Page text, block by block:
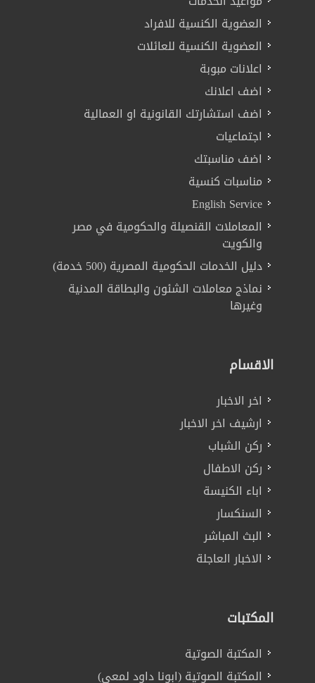
العضوية الكنسية للافراد
العضوية الكنسية للعائلات
اعلانات مبوبة
اضف اعلانك
اضف استشارتك القانونية او العمالية
اجتماعيات
اضف مناسبتك
مناسبات كنسية
English Service
المعاملات القنصيلة والحكومية في مصر
والكويت
دليل الخدمات الحكومية المصرية (500 خدمة)
نماذج معاملات الشئون والبطاقة المدنية
وغيرها
الاقسام
اخر الاخبار
ارشيف اخر الاخبار
ركن الشباب
ركن الاطفال
اباء الكنيسة
السنكسار
البث المباشر
الاخبار العاجلة
المكتبات
المكتبة الصوتية
المكتبة الصوتية (ابونا داود لمعي)